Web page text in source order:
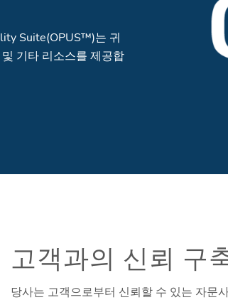
Suite(OPUS™)는 귀
기타 리소스를 제공합
고객과의 신뢰 구
당사는 고객으로부터 신뢰할 수 있는 자문